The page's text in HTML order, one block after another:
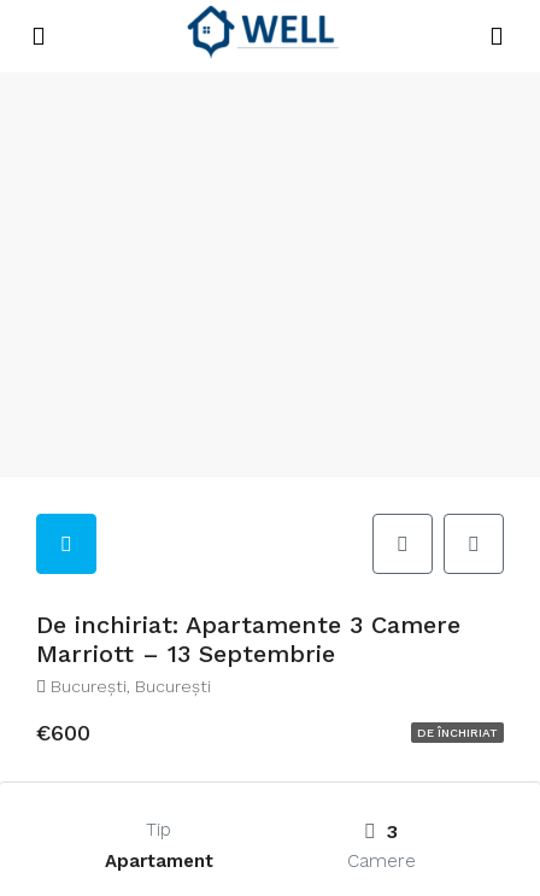
De inchiriat: Apartamente 3 Camere
Marriott – 13 Septembrie
București, București
€600 DE ÎNCHIRIAT
Tip
Apartament
3
Camere